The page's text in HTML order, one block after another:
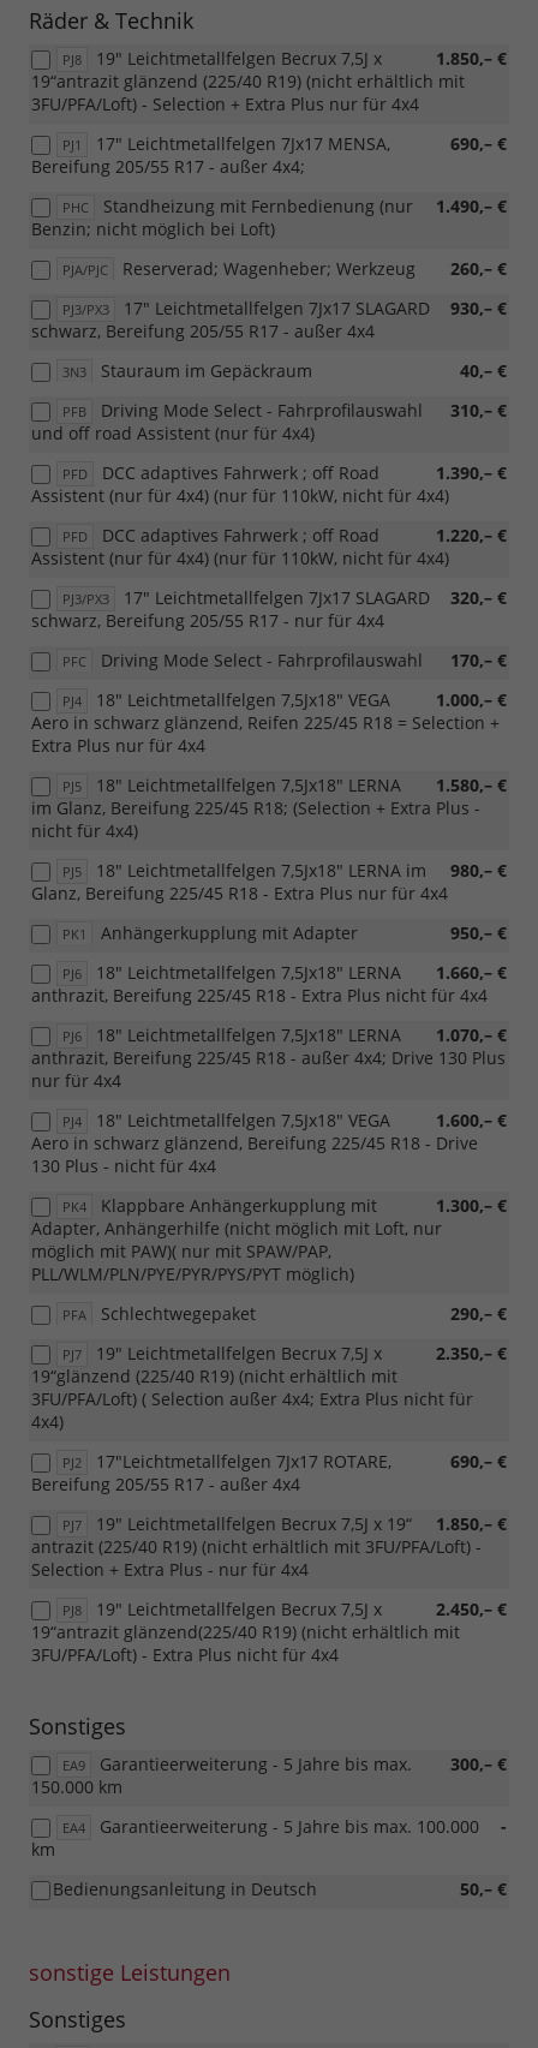
Räder & Technik
PJ8 1.850,– €
19" Leichtmetallfelgen Becrux 7,5J x
19“antrazit glänzend (225/40 R19) (nicht erhältlich mit
3FU/PFA/Loft) - Selection + Extra Plus nur für 4x4
PJ1 690,– €
17" Leichtmetallfelgen 7Jx17 MENSA,
Bereifung 205/55 R17 - außer 4x4;
PHC 1.490,– €
Standheizung mit Fernbedienung (nur
Benzin; nicht möglich bei Loft)
PJA/PJC 260,– €
Reserverad; Wagenheber; Werkzeug
PJ3/PX3 930,– €
17" Leichtmetallfelgen 7Jx17 SLAGARD
schwarz, Bereifung 205/55 R17 - außer 4x4
3N3 40,– €
Stauraum im Gepäckraum
PFB 310,– €
Driving Mode Select - Fahrprofilauswahl
und off road Assistent (nur für 4x4)
PFD 1.390,– €
DCC adaptives Fahrwerk ; off Road
Assistent (nur für 4x4) (nur für 110kW, nicht für 4x4)
PFD 1.220,– €
DCC adaptives Fahrwerk ; off Road
Assistent (nur für 4x4) (nur für 110kW, nicht für 4x4)
PJ3/PX3 320,– €
17" Leichtmetallfelgen 7Jx17 SLAGARD
schwarz, Bereifung 205/55 R17 - nur für 4x4
PFC 170,– €
Driving Mode Select - Fahrprofilauswahl
PJ4 1.000,– €
18" Leichtmetallfelgen 7,5Jx18" VEGA
Aero in schwarz glänzend, Reifen 225/45 R18 = Selection +
Extra Plus nur für 4x4
PJ5 1.580,– €
18" Leichtmetallfelgen 7,5Jx18" LERNA
im Glanz, Bereifung 225/45 R18; (Selection + Extra Plus -
nicht für 4x4)
PJ5 980,– €
18" Leichtmetallfelgen 7,5Jx18" LERNA im
Glanz, Bereifung 225/45 R18 - Extra Plus nur für 4x4
PK1 950,– €
Anhängerkupplung mit Adapter
PJ6 1.660,– €
18" Leichtmetallfelgen 7,5Jx18" LERNA
anthrazit, Bereifung 225/45 R18 - Extra Plus nicht für 4x4
PJ6 1.070,– €
18" Leichtmetallfelgen 7,5Jx18" LERNA
anthrazit, Bereifung 225/45 R18 - außer 4x4; Drive 130 Plus
nur für 4x4
PJ4 1.600,– €
18" Leichtmetallfelgen 7,5Jx18" VEGA
Aero in schwarz glänzend, Bereifung 225/45 R18 - Drive
130 Plus - nicht für 4x4
PK4 1.300,– €
Klappbare Anhängerkupplung mit
Adapter, Anhängerhilfe (nicht möglich mit Loft, nur
möglich mit PAW)( nur mit SPAW/PAP,
PLL/WLM/PLN/PYE/PYR/PYS/PYT möglich)
PFA 290,– €
Schlechtwegepaket
PJ7 2.350,– €
19" Leichtmetallfelgen Becrux 7,5J x
19“glänzend (225/40 R19) (nicht erhältlich mit
3FU/PFA/Loft) ( Selection außer 4x4; Extra Plus nicht für
4x4)
PJ2 690,– €
17"Leichtmetallfelgen 7Jx17 ROTARE,
Bereifung 205/55 R17 - außer 4x4
PJ7 1.850,– €
19" Leichtmetallfelgen Becrux 7,5J x 19“
antrazit (225/40 R19) (nicht erhältlich mit 3FU/PFA/Loft) -
Selection + Extra Plus - nur für 4x4
PJ8 2.450,– €
19" Leichtmetallfelgen Becrux 7,5J x
19“antrazit glänzend(225/40 R19) (nicht erhältlich mit
3FU/PFA/Loft) - Extra Plus nicht für 4x4
Sonstiges
EA9 300,– €
Garantieerweiterung - 5 Jahre bis max.
150.000 km
EA4 -
Garantieerweiterung - 5 Jahre bis max. 100.000
km
50,– €
Bedienungsanleitung in Deutsch
sonstige Leistungen
Sonstiges